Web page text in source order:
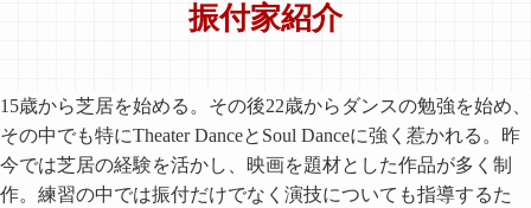
振付家紹介
15歳から芝居を始める。その後22歳からダンスの勉強を始め、
その中でも特にTheater DanceとSoul Danceに強く惹かれる。昨
今では芝居の経験を活かし、映画を題材とした作品が多く制
作。練習の中では振付だけでなく演技についても指導するた